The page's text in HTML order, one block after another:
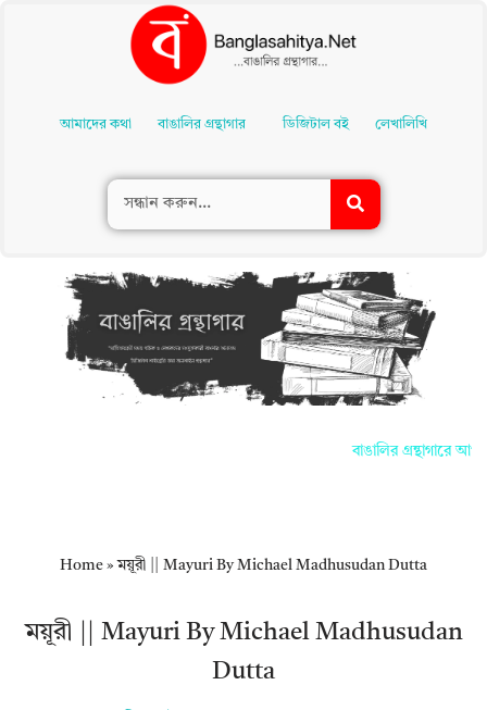
Contentআমাদের কথা বাঙালির গ্রন্থাগার ডিজিটাল বই লেখালিখি
বাঙালির গ্রন্থাগারে
Home »ময়ূরী || Mayuri By Michael Madhusudan Dutta
ময়ূরী || Mayuri By Michael Madhusudan
Dutta